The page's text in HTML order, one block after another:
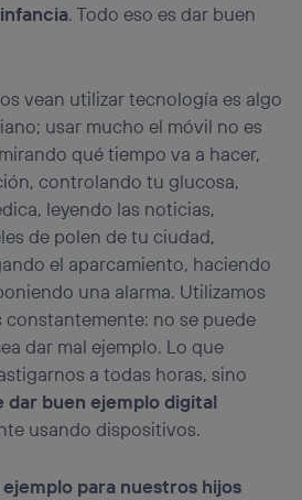
. Todo eso es dar buen
vean utilizar tecnología es algo
usar mucho el móvil no es
qué tiempo va a hacer,
controlando tu glucosa,
leyendo las noticias,
de polen de tu ciudad,
el aparcamiento, haciendo
una alarma. Utilizamos
no se puede
dar mal ejemplo. Lo que
a todas horas, sino
dar buen ejemplo digital
usando dispositivos.
para nuestros hijos